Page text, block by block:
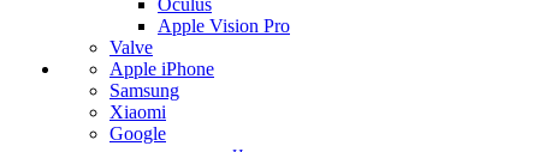
Oculus
Apple Vision Pro
Valve
Apple iPhone
Samsung
Xiaomi
Google